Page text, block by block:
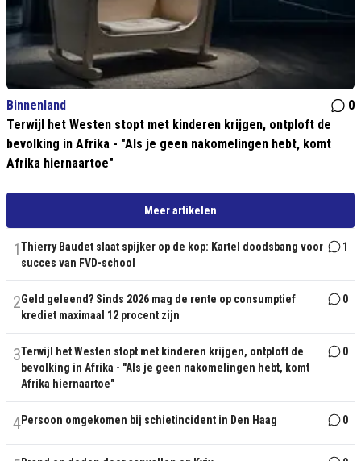
Binnenland
0
Terwijl het Westen stopt met kinderen krijgen, ontploft de
bevolking in Afrika - "Als je geen nakomelingen hebt, komt
Afrika hiernaartoe"
Meer artikelen
1Thierry Baudet slaat spijker op de kop: Kartel doodsbang voor
succes van FVD-school
1
2Geld geleend? Sinds 2026 mag de rente op consumptief
krediet maximaal 12 procent zijn
0
3Terwijl het Westen stopt met kinderen krijgen, ontploft de
bevolking in Afrika - "Als je geen nakomelingen hebt, komt
Afrika hiernaartoe"
0
4Persoon omgekomen bij schietincident in Den Haag 0